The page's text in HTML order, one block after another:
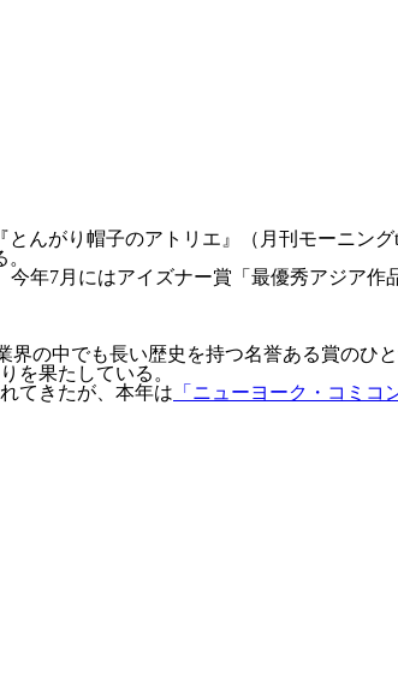
んがり帽子のアトリエ』（月刊モーニング
今年7月にはアイズナー賞「最優秀アジア作
の中でも長い歴史を持つ名誉ある賞のひと
を果たしている。
てきたが、本年は 「ニューヨーク・コミコ